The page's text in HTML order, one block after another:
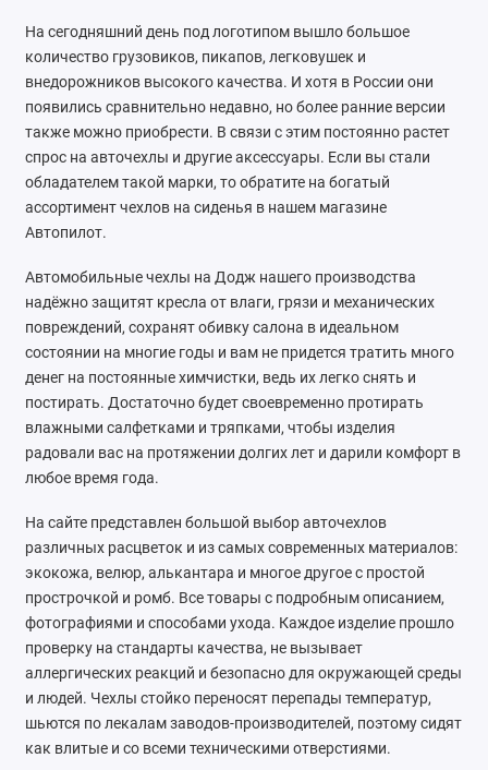
Renault
Seat
Skoda
Smart
SsangYong
Subaru
Suzuki
Tank
Tesla
Toyota
Volkswagen
Volvo
Xcite
На сегодняшний день под логотипом вышло большое
количество грузовиков, пикапов, легковушек и
внедорожников высокого качества. И хотя в России они
появились сравнительно недавно, но более ранние версии
также можно приобрести. В связи с этим постоянно растет
спрос на авточехлы и другие аксессуары. Если вы стали
обладателем такой марки, то обратите на богатый
ассортимент чехлов на сиденья в нашем магазине
Автопилот.
Автомобильные чехлы на Додж нашего производства
надёжно защитят кресла от влаги, грязи и механических
повреждений, сохранят обивку салона в идеальном
состоянии на многие годы и вам не придется тратить много
денег на постоянные химчистки, ведь их легко снять и
постирать. Достаточно будет своевременно протирать
влажными салфетками и тряпками, чтобы изделия
радовали вас на протяжении долгих лет и дарили комфорт в
любое время года.
На сайте представлен большой выбор авточехлов
различных расцветок и из самых современных материалов:
экокожа, велюр, алькантара и многое другое с простой
прострочкой и ромб. Все товары с подробным описанием,
фотографиями и способами ухода. Каждое изделие прошло
проверку на стандарты качества, не вызывает
аллергических реакций и безопасно для окружающей среды
и людей. Чехлы стойко переносят перепады температур,
шьются по лекалам заводов-производителей, поэтому сидят
как влитые и со всеми техническими отверстиями.